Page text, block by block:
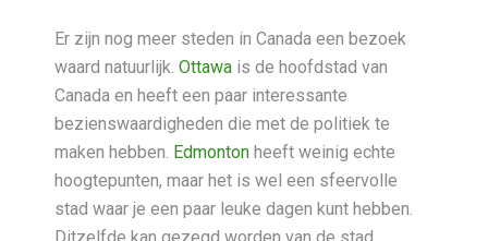
Er zijn nog meer steden in Canada een bezoek
waard natuurlijk. Ottawa is de hoofdstad van
Canada en heeft een paar interessante
bezienswaardigheden die met de politiek te
maken hebben. Edmonton heeft weinig echte
hoogtepunten, maar het is wel een sfeervolle
stad waar je een paar leuke dagen kunt hebben.